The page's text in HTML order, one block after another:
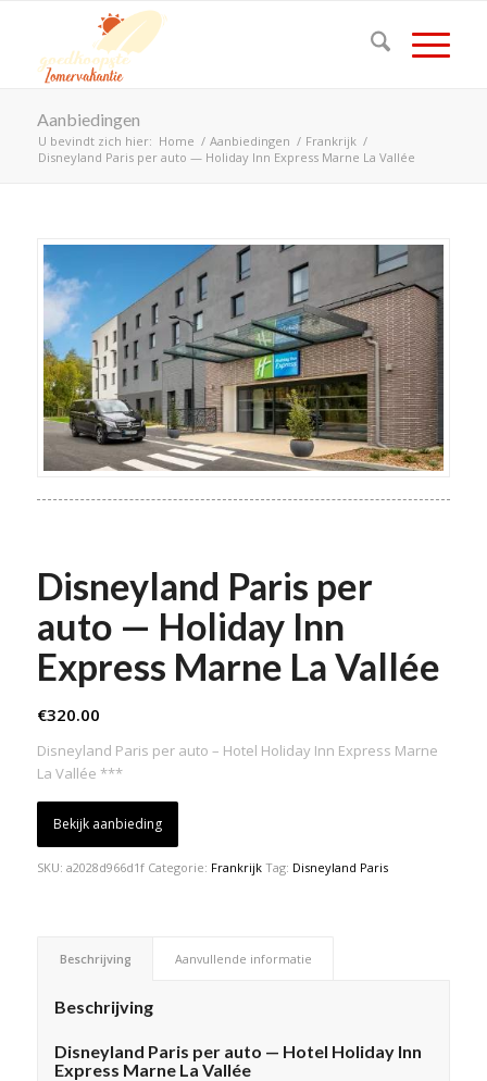
Aanbiedingen
U bevindt zich hier: Home / Aanbiedingen / Frankrijk /
Disneyland Paris per auto — Holiday Inn Express Marne La Vallée
Disneyland Paris per
auto — Holiday Inn
Express Marne La Vallée
€320.00
Disneyland Paris per auto – Hotel Holiday Inn Express Marne
La Vallée ***
Bekijk aanbieding
SKU: a2028d966d1f Categorie: Frankrijk Tag: Disneyland Paris
Beschrijving Aanvullende informatie
Beschrijving
Disneyland Paris per auto — Hotel Holiday Inn
Express Marne La Vallée